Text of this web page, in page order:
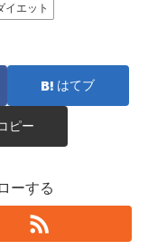
イエット
はてブ
ピー
ーする